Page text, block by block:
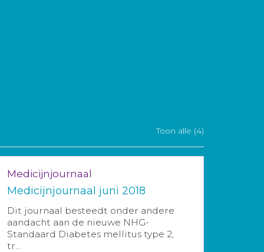
Toon alle (4)
Medicijnjournaal
Medicijnjournaal juni 2018
Dit journaal besteedt onder andere
aandacht aan de nieuwe NHG-
Standaard Diabetes mellitus type 2,
tr...